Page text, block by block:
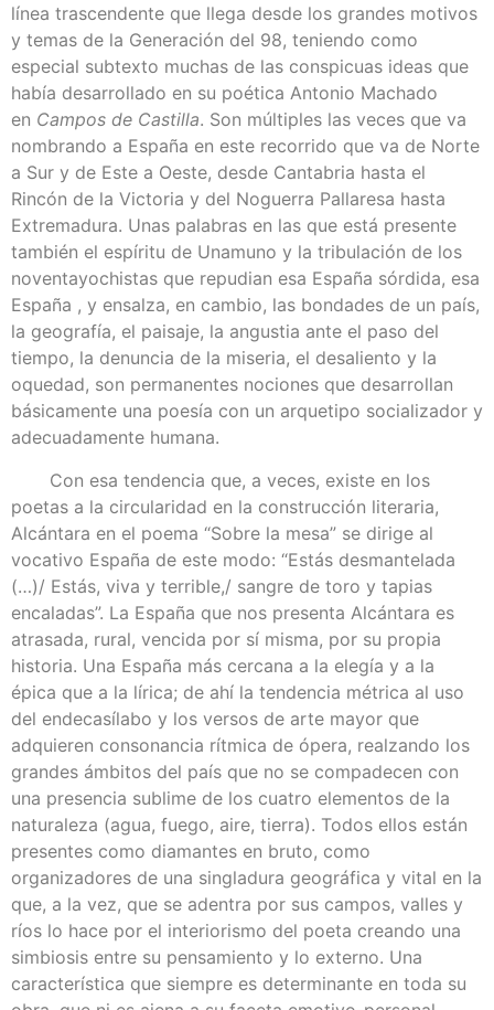
línea trascendente que llega desde los grandes motivos
y temas de la Generación del 98, teniendo como
especial subtexto muchas de las conspicuas ideas que
había desarrollado en su poética Antonio Machado
en Campos de Castilla. Son múltiples las veces que va
nombrando a España en este recorrido que va de Norte
a Sur y de Este a Oeste, desde Cantabria hasta el
Rincón de la Victoria y del Noguerra Pallaresa hasta
Extremadura. Unas palabras en las que está presente
también el espíritu de Unamuno y la tribulación de los
noventayochistas que repudian esa España sórdida, esa
España , y ensalza, en cambio, las bondades de un país,
la geografía, el paisaje, la angustia ante el paso del
tiempo, la denuncia de la miseria, el desaliento y la
oquedad, son permanentes nociones que desarrollan
básicamente una poesía con un arquetipo socializador y
adecuadamente humana.
Con esa tendencia que, a veces, existe en los
poetas a la circularidad en la construcción literaria,
Alcántara en el poema “Sobre la mesa” se dirige al
vocativo España de este modo: “Estás desmantelada
(…)/ Estás, viva y terrible,/ sangre de toro y tapias
encaladas”. La España que nos presenta Alcántara es
atrasada, rural, vencida por sí misma, por su propia
historia. Una España más cercana a la elegía y a la
épica que a la lírica; de ahí la tendencia métrica al uso
del endecasílabo y los versos de arte mayor que
adquieren consonancia rítmica de ópera, realzando los
grandes ámbitos del país que no se compadecen con
una presencia sublime de los cuatro elementos de la
naturaleza (agua, fuego, aire, tierra). Todos ellos están
presentes como diamantes en bruto, como
organizadores de una singladura geográfica y vital en la
que, a la vez, que se adentra por sus campos, valles y
ríos lo hace por el interiorismo del poeta creando una
simbiosis entre su pensamiento y lo externo. Una
característica que siempre es determinante en toda su